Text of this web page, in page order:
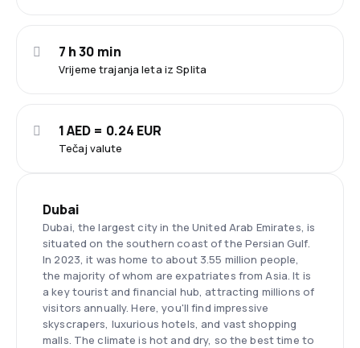
Vrijeme trajanja leta iz Splita
7 h 30 min
Tečaj valute
1 AED = 0.24 EUR
Dubai
Dubai, the largest city in the United Arab Emirates, is
situated on the southern coast of the Persian Gulf.
In 2023, it was home to about 3.55 million people,
the majority of whom are expatriates from Asia. It is
a key tourist and financial hub, attracting millions of
visitors annually. Here, you'll find impressive
skyscrapers, luxurious hotels, and vast shopping
malls. The climate is hot and dry, so the best time to